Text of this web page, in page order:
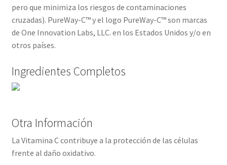
pero que minimiza los riesgos de contaminaciones
cruzadas). PureWay-C™ y el logo PureWay-C™ son marcas
de One Innovation Labs, LLC. en los Estados Unidos y/o en
otros países.
Ingredientes Completos
Otra Información
La Vitamina C contribuye a la protección de las células
frente al daño oxidativo.